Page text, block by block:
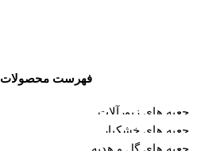
فهرست محصولات
جعبه های زیورآلات
جعبه های خشکبار
جعبه های گل و هدیه